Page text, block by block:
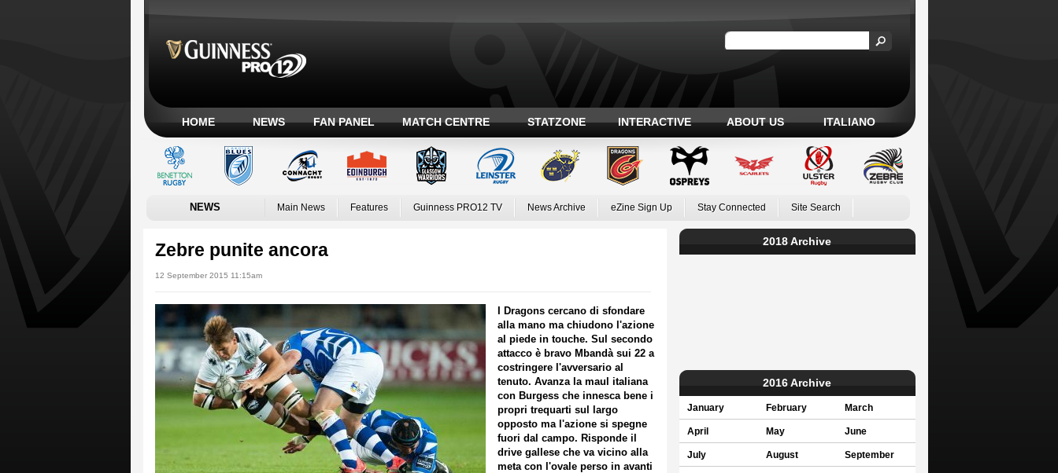
HOME NEWS FAN PANEL MATCH CENTRE STATZONE INTERACTIVE ABOUT US ITALIANO
NEWS Main News Features Guinness PRO12 TV News Archive eZine Sign Up Stay Connected Site Search
Zebre punite ancora
12 September 2015 11:15am
I Dragons cercano di sfondare
alla mano ma chiudono l'azione
al piede in touche. Sul secondo
attacco è bravo Mbandà sui 22 a
costringere l'avversario al
tenuto. Avanza la maul italiana
con Burgess che innesca bene i
propri trequarti sul largo
opposto ma l'azione si spegne
fuori dal campo. Risponde il
drive gallese che va vicino alla
meta con l'ovale perso in avanti
2018 Archive
2016 Archive
January February March
April May June
July August September